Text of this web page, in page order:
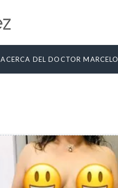
ACERCA DEL DOCTOR MARCELO